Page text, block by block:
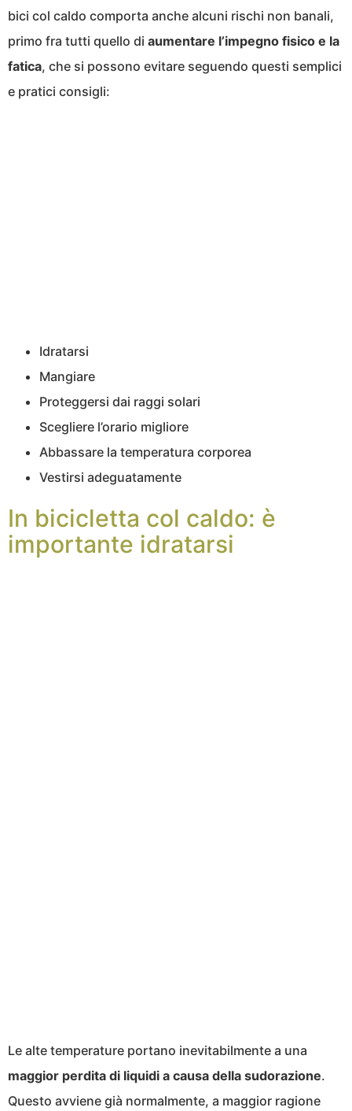
bici col caldo comporta anche alcuni rischi non banali,
primo fra tutti quello di aumentare l’impegno fisico e la
fatica, che si possono evitare seguendo questi semplici
e pratici consigli:
Idratarsi
Mangiare
Proteggersi dai raggi solari
Scegliere l’orario migliore
Abbassare la temperatura corporea
Vestirsi adeguatamente
In bicicletta col caldo: è
importante idratarsi
Le alte temperature portano inevitabilmente a una
maggior perdita di liquidi a causa della sudorazione.
Questo avviene già normalmente, a maggior ragione